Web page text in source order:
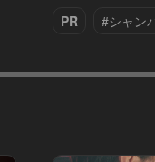
PR #シャン